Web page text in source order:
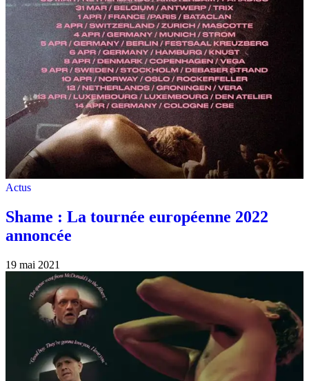
Actus
Shame : La tournée européenne 2022
annoncée
19 mai 2021